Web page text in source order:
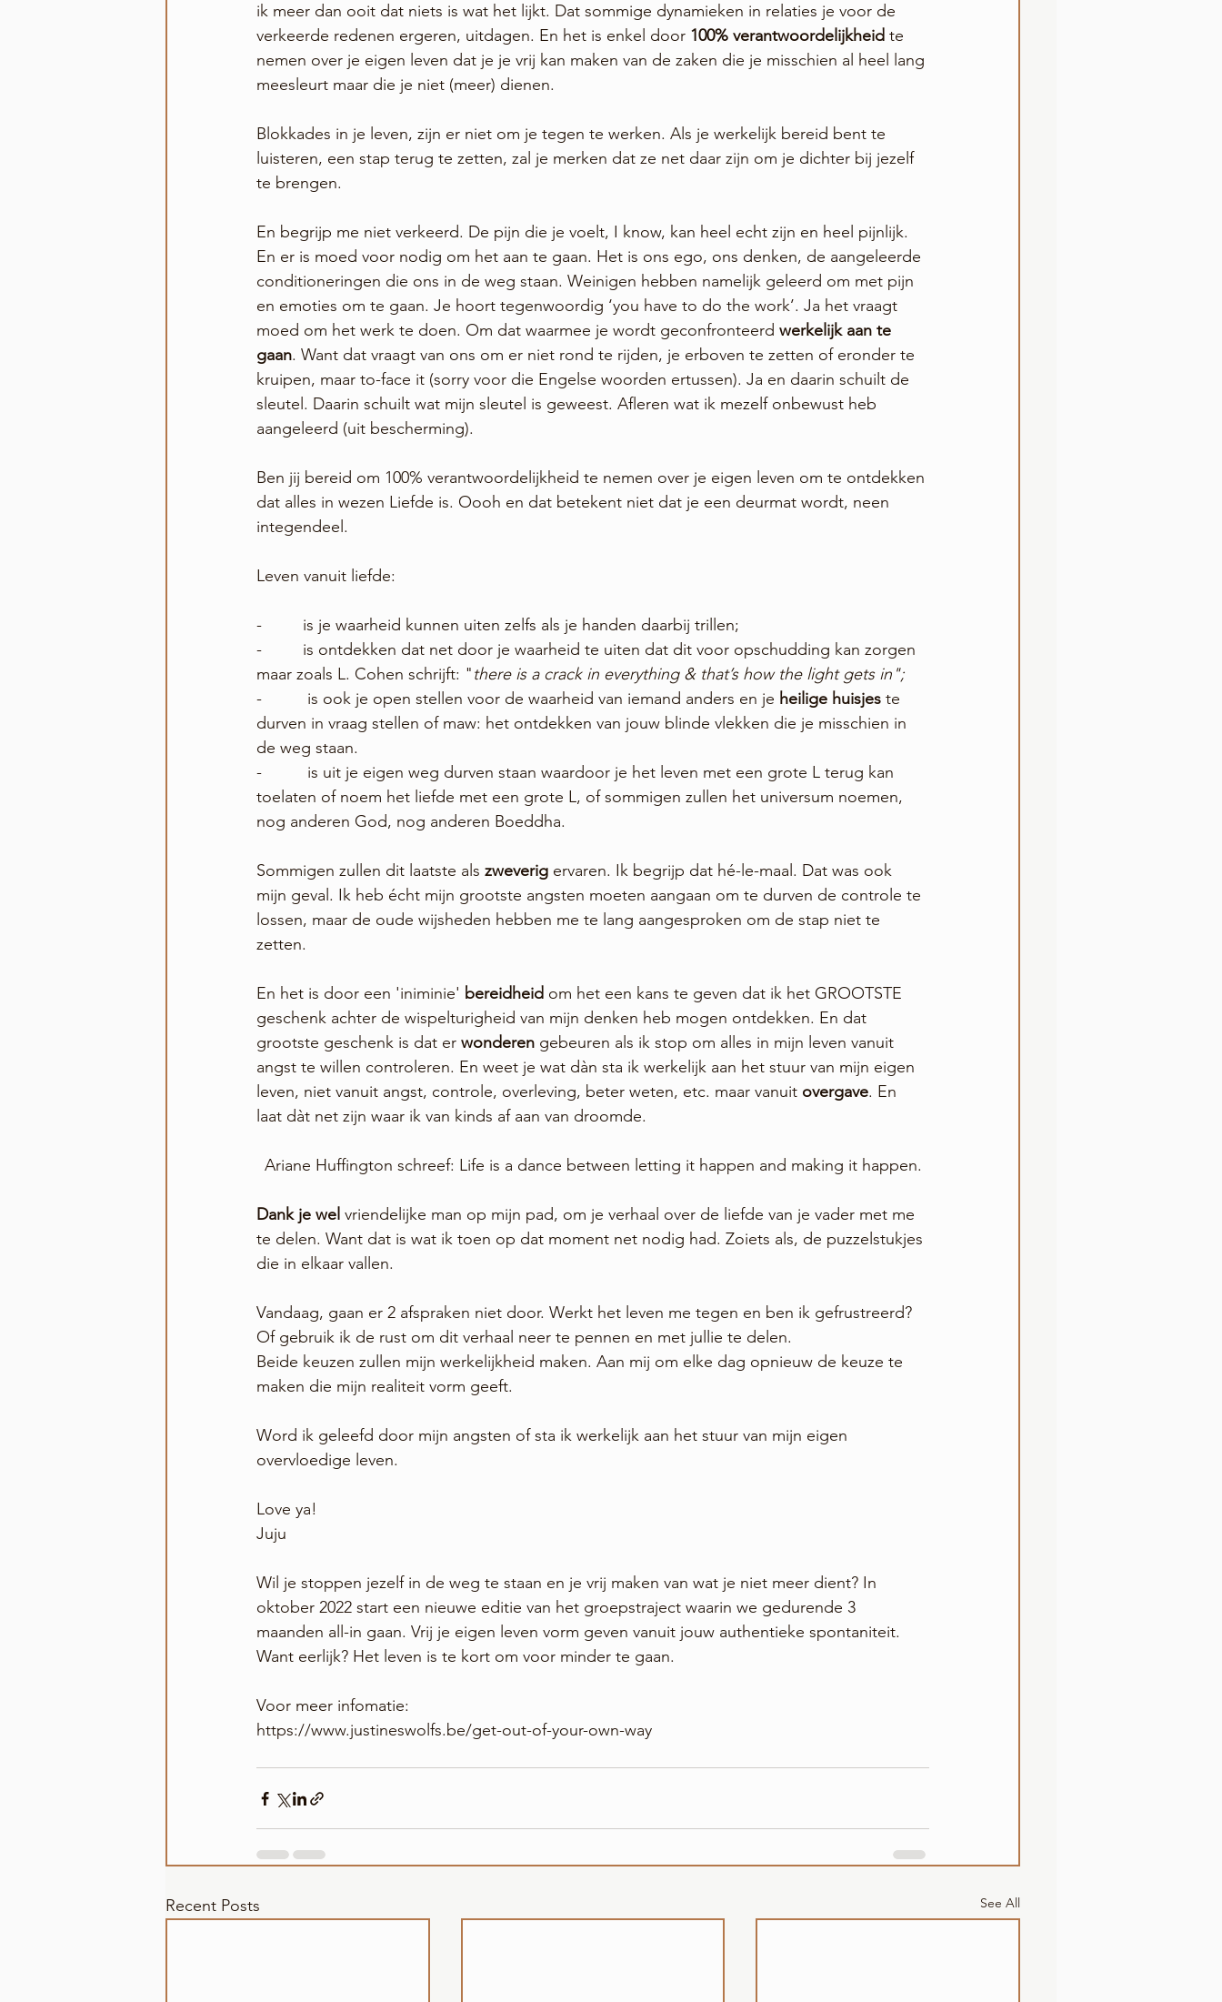
ik meer dan ooit dat niets is wat het lijkt. Dat sommige dynamieken in relaties je voor de
verkeerde redenen ergeren, uitdagen. En het is enkel door 100% verantwoordelijkheid te
nemen over je eigen leven dat je je vrij kan maken van de zaken die je misschien al heel lang
meesleurt maar die je niet (meer) dienen.
Blokkades in je leven, zijn er niet om je tegen te werken. Als je werkelijk bereid bent te
luisteren, een stap terug te zetten, zal je merken dat ze net daar zijn om je dichter bij jezelf
te brengen.
En begrijp me niet verkeerd. De pijn die je voelt, I know, kan heel echt zijn en heel pijnlijk.
En er is moed voor nodig om het aan te gaan. Het is ons ego, ons denken, de aangeleerde
conditioneringen die ons in de weg staan. Weinigen hebben namelijk geleerd om met pijn
en emoties om te gaan. Je hoort tegenwoordig ‘you have to do the work’. Ja het vraagt
moed om het werk te doen. Om dat waarmee je wordt geconfronteerd werkelijk aan te
gaan. Want dat vraagt van ons om er niet rond te rijden, je erboven te zetten of eronder te
kruipen, maar to-face it (sorry voor die Engelse woorden ertussen). Ja en daarin schuilt de
sleutel. Daarin schuilt wat mijn sleutel is geweest. Afleren wat ik mezelf onbewust heb
aangeleerd (uit bescherming).
Ben jij bereid om 100% verantwoordelijkheid te nemen over je eigen leven om te ontdekken
dat alles in wezen Liefde is. Oooh en dat betekent niet dat je een deurmat wordt, neen
integendeel.
Leven vanuit liefde:
-         is je waarheid kunnen uiten zelfs als je handen daarbij trillen;
-         is ontdekken dat net door je waarheid te uiten dat dit voor opschudding kan zorgen
maar zoals L. Cohen schrijft: "there is a crack in everything & that’s how the light gets in";
-          is ook je open stellen voor de waarheid van iemand anders en je heilige huisjes te
durven in vraag stellen of maw: het ontdekken van jouw blinde vlekken die je misschien in
de weg staan.
-          is uit je eigen weg durven staan waardoor je het leven met een grote L terug kan
toelaten of noem het liefde met een grote L, of sommigen zullen het universum noemen,
nog anderen God, nog anderen Boeddha.
Sommigen zullen dit laatste als zweverig ervaren. Ik begrijp dat hé-le-maal. Dat was ook
mijn geval. Ik heb écht mijn grootste angsten moeten aangaan om te durven de controle te
lossen, maar de oude wijsheden hebben me te lang aangesproken om de stap niet te
zetten.
En het is door een 'iniminie' bereidheid om het een kans te geven dat ik het GROOTSTE
geschenk achter de wispelturigheid van mijn denken heb mogen ontdekken. En dat
grootste geschenk is dat er wonderen gebeuren als ik stop om alles in mijn leven vanuit
angst te willen controleren. En weet je wat dàn sta ik werkelijk aan het stuur van mijn eigen
leven, niet vanuit angst, controle, overleving, beter weten, etc. maar vanuit overgave. En
laat dàt net zijn waar ik van kinds af aan van droomde.
Ariane Huffington schreef: Life is a dance between letting it happen and making it happen.
Dank je wel vriendelijke man op mijn pad, om je verhaal over de liefde van je vader met me
te delen. Want dat is wat ik toen op dat moment net nodig had. Zoiets als, de puzzelstukjes
die in elkaar vallen.
Vandaag, gaan er 2 afspraken niet door. Werkt het leven me tegen en ben ik gefrustreerd?
Of gebruik ik de rust om dit verhaal neer te pennen en met jullie te delen.
Beide keuzen zullen mijn werkelijkheid maken. Aan mij om elke dag opnieuw de keuze te
maken die mijn realiteit vorm geeft.
Word ik geleefd door mijn angsten of sta ik werkelijk aan het stuur van mijn eigen
overvloedige leven.
Love ya!
Juju
Wil je stoppen jezelf in de weg te staan en je vrij maken van wat je niet meer dient? In
oktober 2022 start een nieuwe editie van het groepstraject waarin we gedurende 3
maanden all-in gaan. Vrij je eigen leven vorm geven vanuit jouw authentieke spontaniteit.
Want eerlijk? Het leven is te kort om voor minder te gaan.
Voor meer infomatie:
https://www.justineswolfs.be/get-out-of-your-own-way
Recent Posts See All